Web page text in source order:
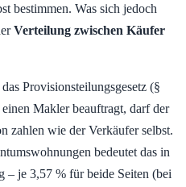
bestimmen. Was sich jedoch
Verteilung zwischen Käufer
Provisionsteilungsgesetz (§
Makler beauftragt, darf der
zahlen wie der Verkäufer selbst.
bedeutet das in
– je 3,57 % für beide Seiten (bei